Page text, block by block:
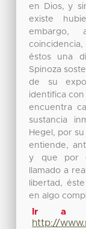
en Dios, y
existe
éstos una
Spinoza
de su
identifica con
encuentra
sustancia
Hegel, por
entiende,
y que por
llamado a
libertad,
en algo
Ir a
http://